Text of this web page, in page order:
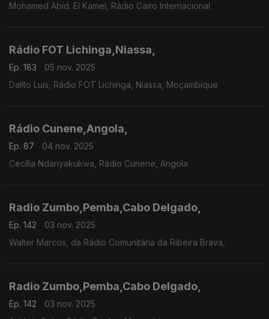
Mohamed Abid. El Kamel, Rádio Cairo Internacional
Rádio FOT Lichinga,Niassa,
Ep. 183
05 nov. 2025
Dalito Luís, Rádio FOT Lichinga, Niassa, Moçambique
Rádio Cunene,Angola,
Ep. 87
04 nov. 2025
Cecília Ndanyakukwa, Rádio Cunene, Angola
Radio Zumbo,Pemba,Cabo Delgado,
Ep. 142
03 nov. 2025
Walter Marcos, da Rádio Comunitária da Ribeira Brava,
Radio Zumbo,Pemba,Cabo Delgado,
Ep. 142
03 nov. 2025